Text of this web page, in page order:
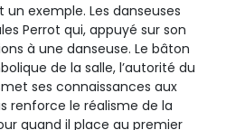
un exemple. Les danseuses
Perrot qui, appuyé sur son
à une danseuse. Le bâton
de la salle, l’autorité du
ses connaissances aux
renforce le réalisme de la
quand il place au premier